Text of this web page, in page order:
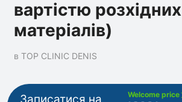
вартістю розхідних
матеріалів)
в TOP CLINIC DENIS
Записатися на
Welcome price